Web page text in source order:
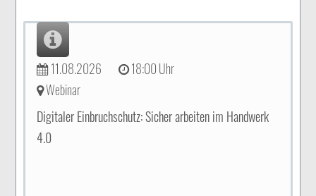
11.08.2026 18:00 Uhr
Webinar
Digitaler Einbruchschutz: Sicher arbeiten im Handwerk
4.0